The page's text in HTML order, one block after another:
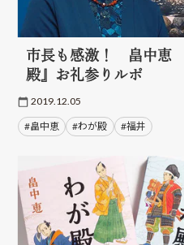
市長も感激！ 畠中恵
殿』お礼参りルポ
2019.12.05
#畠中恵 #わが殿 #福井